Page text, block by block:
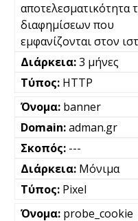
αποτελεσματικότητα
διαφημίσεων που
εμφανίζονται στον
3 μήνες
HTTP
banner
adman.gr
---
Μόνιμα
Pixel
probe_cookie